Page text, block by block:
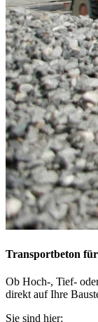
Transportbeton
Ob Hoch-, Tief-
direkt auf Ihre
Sie sind hier: